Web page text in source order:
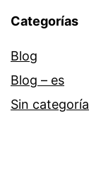
Categorías
Blog
Blog – es
Sin categoría